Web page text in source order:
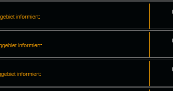
informiert:
informiert:
informiert: